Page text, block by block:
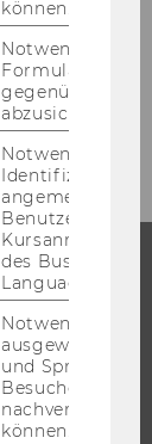
können.
Notwendig, um
gegenüber
abzusichern.
Notwendig zur
Identifizierung
angemeldeten
Benutzers im
des Business
Language
Notwendig um
ausgewählte
und
Besuchers
nachverfolgen
können.